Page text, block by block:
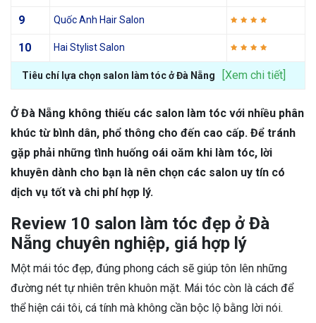
9 Quốc Anh Hair Salon
10 Hai Stylist Salon
Tiêu chí lựa chọn salon làm tóc ở Đà Nẵng [Xem chi tiết]
Ở Đà Nẵng không thiếu các salon làm tóc với nhiều phân
khúc từ bình dân, phổ thông cho đến cao cấp. Để tránh
gặp phải những tình huống oái oăm khi làm tóc, lời
khuyên dành cho bạn là nên chọn các salon uy tín có
dịch vụ tốt và chi phí hợp lý.
Review 10 salon làm tóc đẹp ở Đà
Nẵng chuyên nghiệp, giá hợp lý
Một mái tóc đẹp, đúng phong cách sẽ giúp tôn lên những
đường nét tự nhiên trên khuôn mặt. Mái tóc còn là cách để
thể hiện cái tôi, cá tính mà không cần bộc lộ bằng lời nói.